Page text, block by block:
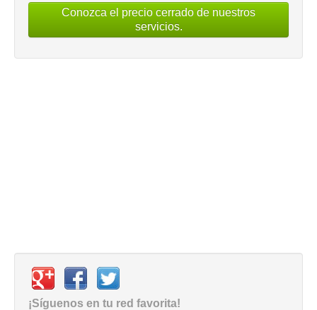
Conozca el precio cerrado de nuestros
servicios.
¡Síguenos en tu red favorita!